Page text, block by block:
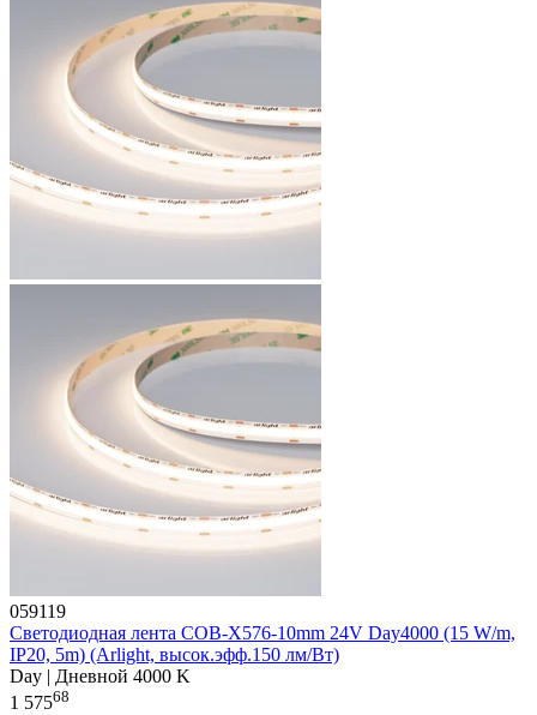
059119
Светодиодная лента COB-X576-10mm 24V Day4000 (15 W/m,
IP20, 5m) (Arlight, высок.эфф.150 лм/Вт)
Day | Дневной 4000 K
1 57568